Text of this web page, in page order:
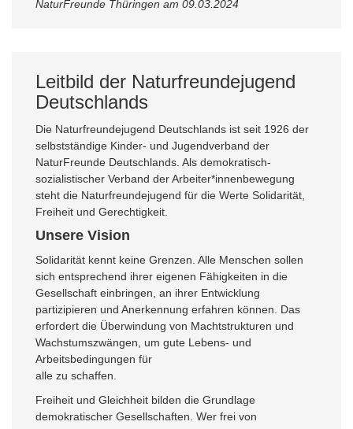
NaturFreunde Thüringen am 09.03.2024
Leitbild der Naturfreundejugend
Deutschlands
Die Naturfreundejugend Deutschlands ist seit 1926 der
selbstständige Kinder- und Jugendverband der
NaturFreunde Deutschlands. Als demokratisch-
sozialistischer Verband der Arbeiter*innenbewegung
steht die Naturfreundejugend für die Werte Solidarität,
Freiheit und Gerechtigkeit.
Unsere Vision
Solidarität kennt keine Grenzen. Alle Menschen sollen
sich entsprechend ihrer eigenen Fähigkeiten in die
Gesellschaft einbringen, an ihrer Entwicklung
partizipieren und Anerkennung erfahren können. Das
erfordert die Überwindung von Machtstrukturen und
Wachstumszwängen, um gute Lebens- und
Arbeitsbedingungen für
alle zu schaffen.
Freiheit und Gleichheit bilden die Grundlage
demokratischer Gesellschaften. Wer frei von